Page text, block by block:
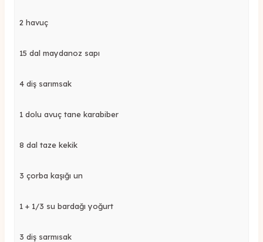
2 havuç
15 dal maydanoz sapı
4 diş sarımsak
1 dolu avuç tane karabiber
8 dal taze kekik
3 çorba kaşığı un
1 + 1/3 su bardağı yoğurt
3 diş sarmısak